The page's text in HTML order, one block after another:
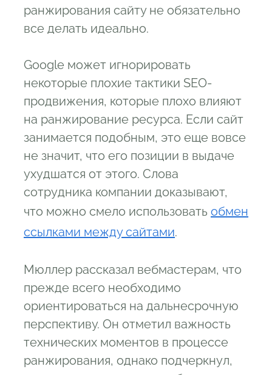
ранжирования сайту не обязательно
все делать идеально.
Google может игнорировать
некоторые плохие тактики SEO-
продвижения, которые плохо влияют
на ранжирование ресурса. Если сайт
занимается подобным, это еще вовсе
не значит, что его позиции в выдаче
ухудшатся от этого. Слова
сотрудника компании доказывают,
что можно смело использовать обмен
ссылками между сайтами.
Мюллер рассказал вебмастерам, что
прежде всего необходимо
ориентироваться на дальнесрочную
перспективу. Он отметил важность
технических моментов в процессе
ранжирования, однако подчеркнул,